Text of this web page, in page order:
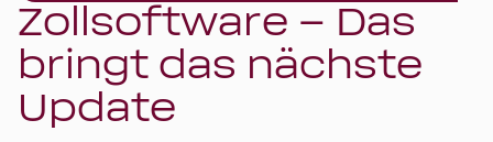
Zollsoftware – Das
bringt das nächste
Update